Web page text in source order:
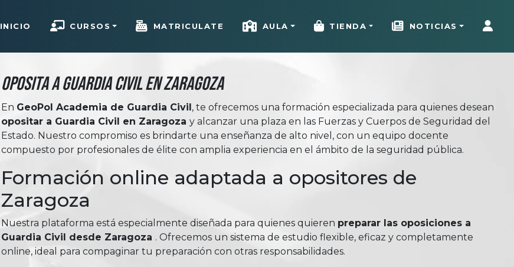
INICIO CURSOS MATRICULATE AULA TIENDA NOTICIAS
Oposita a Guardia Civil en Zaragoza
En GeoPol Academia de Guardia Civil, te ofrecemos una formación especializada para quienes desean
opositar a Guardia Civil en Zaragoza y alcanzar una plaza en las Fuerzas y Cuerpos de Seguridad del
Estado. Nuestro compromiso es brindarte una enseñanza de alto nivel, con un equipo docente
compuesto por profesionales de élite con amplia experiencia en el ámbito de la seguridad pública.
Formación online adaptada a opositores de
Zaragoza
Nuestra plataforma está especialmente diseñada para quienes quieren preparar las oposiciones a
Guardia Civil desde Zaragoza . Ofrecemos un sistema de estudio flexible, eficaz y completamente
online, ideal para compaginar tu preparación con otras responsabilidades.